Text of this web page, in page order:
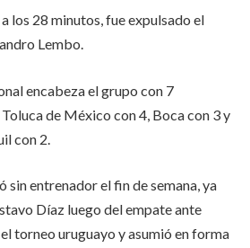
los 28 minutos, fue expulsado el
Lembo.
encabeza el grupo con 7
de México con 4, Boca con 3 y
con 2.
sin entrenador el fin de semana, ya
Díaz luego del empate ante
torneo uruguayo y asumió en forma